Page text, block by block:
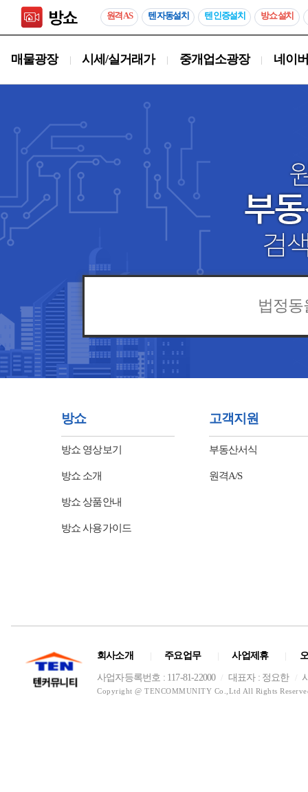
원격 AS 텐 자동설치 텐 인증설치 방쇼 설치
매물광장 | 시세/실거래가 | 중개업소광장 | 네이
방쇼
방쇼 영상보기
방쇼 소개
방쇼 상품안내
방쇼 사용가이드
고객지원
부동산서식
원격A/S
회사소개 주요업무 사업제휴
사업자등록번호 : 117-81-22000
대표자 : 정요한
Copyright @ TENCOMMUNITY Co.,Ltd All Rights